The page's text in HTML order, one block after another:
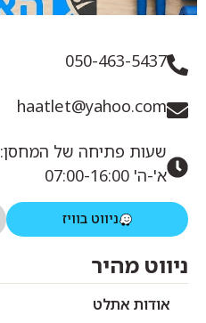
050-463-5437
haatlet@yahoo.com
שעות פתיחה של המחסן:
א'-ה' 07:00-16:00
ניווט בוויז
ניווט מהיר
אודות אתלט